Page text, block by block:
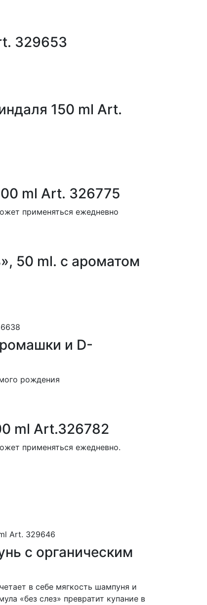
329653
150 ml Art.
ml Art. 326775
применяться ежедневно
50 ml. с ароматом
и D-
рождения
ml Art.326782
применяться ежедневно.
с органическим
в себе мягкость шампуня и
«без слез» превратит купание в